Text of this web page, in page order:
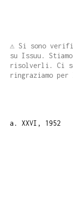
⚠️ Si sono
su Issuu.
risolverli. Ci
ringraziamo per
a. XXVI, 1952